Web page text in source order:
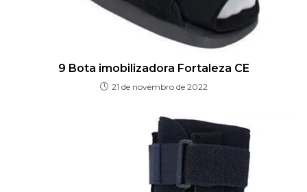
9 Bota imobilizadora Fortaleza CE
21 de novembro de 2022